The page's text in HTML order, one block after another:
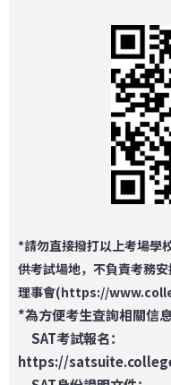
*請勿直接撥打以上考場學
供考試場地，不負責考務
理事會(https://
*為方便考生查詢相關信
SAT考試報名：
https://